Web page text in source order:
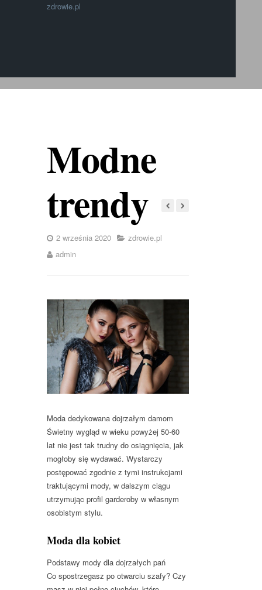
zdrowie.pl
Modne
trendy
2 września 2020
zdrowie.pl
admin
Moda dedykowana dojrzałym damom
Świetny wygląd w wieku powyżej 50-60
lat nie jest tak trudny do osiągnięcia, jak
mogłoby się wydawać. Wystarczy
postępować zgodnie z tymi instrukcjami
traktującymi mody, w dalszym ciągu
utrzymując profil garderoby w własnym
osobistym stylu.
Moda dla kobiet
Podstawy mody dla dojrzałych pań
Co spostrzegasz po otwarciu szafy? Czy